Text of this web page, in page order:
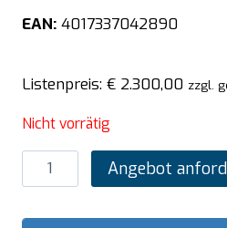
EAN: 4017337042890
Listenpreis: € 2.300,00 zzgl.
Nicht vorrätig
SARO
Pommeswärmer
Angebot